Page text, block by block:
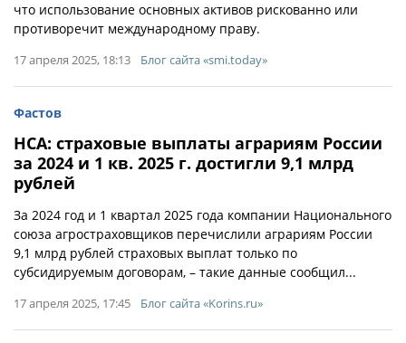
что использование основных активов рискованно или
противоречит международному праву.
17 апреля 2025, 18:13 Блог сайта «smi.today»
Фастов
НСА: страховые выплаты аграриям России
за 2024 и 1 кв. 2025 г. достигли 9,1 млрд
рублей
За 2024 год и 1 квартал 2025 года компании Национального
союза агростраховщиков перечислили аграриям России
9,1 млрд рублей страховых выплат только по
субсидируемым договорам, – такие данные сообщил...
17 апреля 2025, 17:45 Блог сайта «Korins.ru»